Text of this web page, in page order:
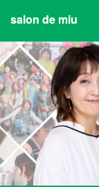
salon de miu